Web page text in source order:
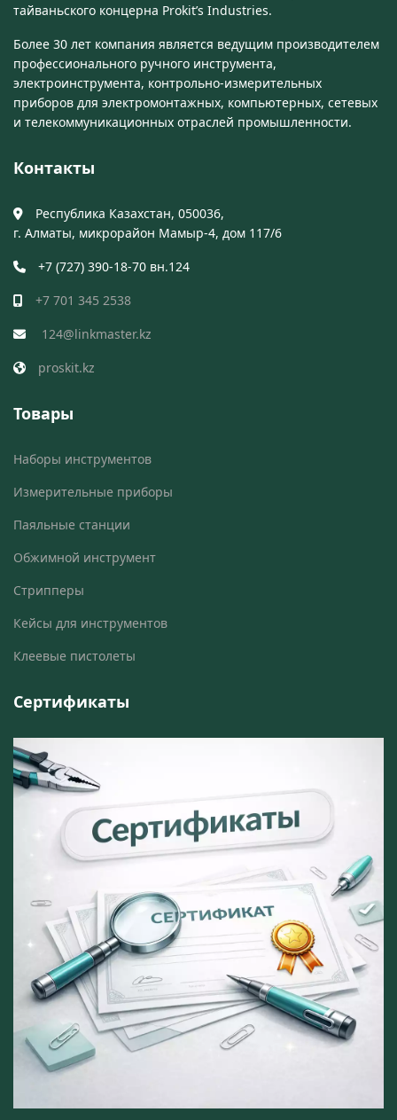
тайваньского концерна Prokit’s Industries.
Более 30 лет компания является ведущим производителем
профессионального ручного инструмента,
электроинструмента, контрольно-измерительных
приборов для электромонтажных, компьютерных, сетевых
и телекоммуникационных отраслей промышленности.
Контакты
Республика Казахстан, 050036,
г. Алматы, микрорайон Мамыр-4, дом 117/6
+7 (727) 390-18-70 вн.124
+7 701 345 2538
124@linkmaster.kz
proskit.kz
Товары
Наборы инструментов
Измерительные приборы
Паяльные станции
Обжимной инструмент
Стрипперы
Кейсы для инструментов
Клеевые пистолеты
Сертификаты